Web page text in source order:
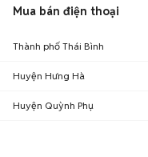
Mua bán điện thoại
Thành phố Thái Bình
Huyện Hưng Hà
Huyện Quỳnh Phụ